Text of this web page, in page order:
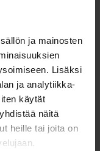
ja mainosten
Lisäksi
ja analytiikka-
käytät
näitä
heille tai joita on
-
Lymfaödeeman hoito
Comfy-
takki)
Lymfaödeeman hoito